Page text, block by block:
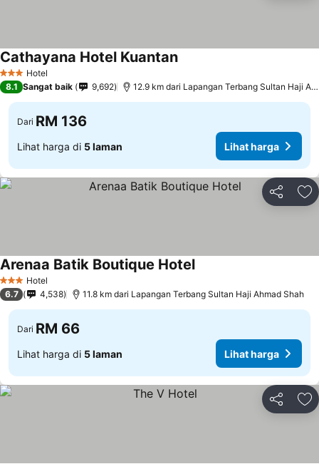
3 BintangHotel
Cathayana Hotel Kuantan
8.1 Sangat baik 9,692 12.9 km dari Lapangan Terbang Sultan Haji Ahmad Shah
Dari RM 136
Lihat harga di 5 laman Lihat harga
Kongsi
3 BintangHotel
Arenaa Batik Boutique Hotel
6.7 4,538 11.8 km dari Lapangan Terbang Sultan Haji Ahmad Shah
Dari RM 66
Lihat harga di 5 laman Lihat harga
Kongsi